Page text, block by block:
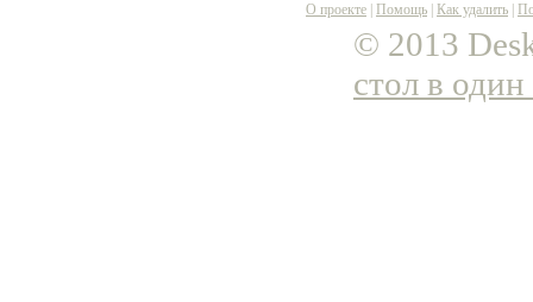
О проекте Помощь Как удалить
© 2013
стол в